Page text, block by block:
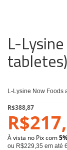
L-
L-Lysine Now Foods
R$388,87
À vista no Pix com
ou R$229,35 em até